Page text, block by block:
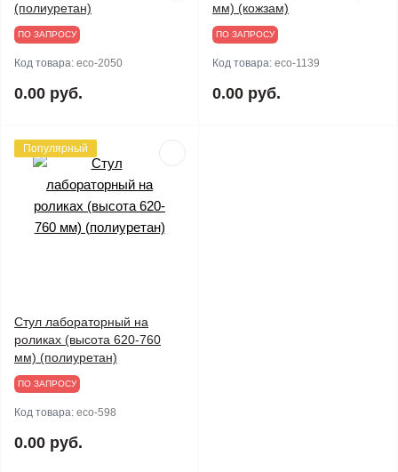
(полиуретан)
ПО ЗАПРОСУ
Код товара: eco-2050
0.00 руб.
мм) (кожзам)
ПО ЗАПРОСУ
Код товара: eco-1139
0.00 руб.
Популярный
Стул лабораторный на
роликах (высота 620-760
мм) (полиуретан)
ПО ЗАПРОСУ
Код товара: eco-598
0.00 руб.